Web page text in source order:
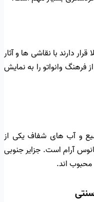
دارند با نقاشی ها و آثار
فرهنگ وانواتو را به نمایش
و آب های شفاف یکی از
آرام است. جزایر جنوبی
اند.